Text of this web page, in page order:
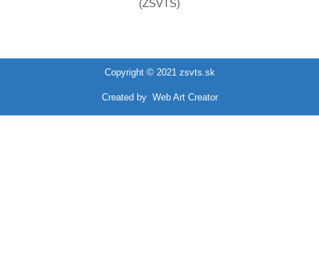
(ZSVTS)
Copyright © 2021 zsvts.sk
Created by Web Art Creator